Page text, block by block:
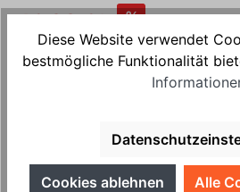
49,00 €* %
Preise inkl. MwSt.zzgl. Versandkosten
Versandkostenfrei
In
Diese Website verwendet
bestmögliche Funktionalität
Cookies ablehnen Alle